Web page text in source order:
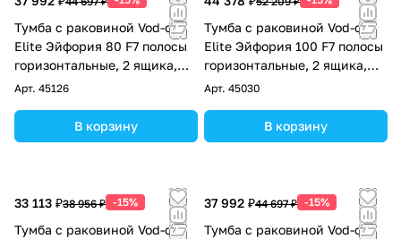
Тумба с раковиной Vod-ok
Elite Эйфория 80 F7 полосы
горизонтальные, 2 ящика,
подвесная, Чёрный янтарь
Арт. 45126
В корзину
Тумба с раковиной Vod-ok
Elite Эйфория 100 F7 полосы
горизонтальные, 2 ящика,
подвесная, Чёрный янтарь
Арт. 45030
В корзину
33 113 ₽38 956 ₽ -15%
Тумба с раковиной Vod-ok
37 992 ₽44 697 ₽ -15%
Тумба с раковиной Vod-ok